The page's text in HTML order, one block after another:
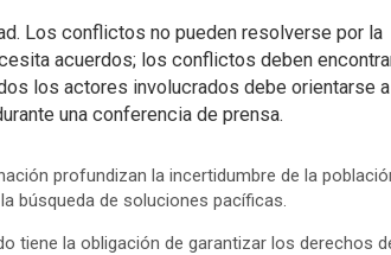
Los conflictos no pueden resolverse por la
acuerdos; los conflictos deben
los actores involucrados debe orientarse a
una conferencia de prensa.
profundizan la incertidumbre de la
búsqueda de soluciones pacíficas.
tiene la obligación de garantizar los derechos